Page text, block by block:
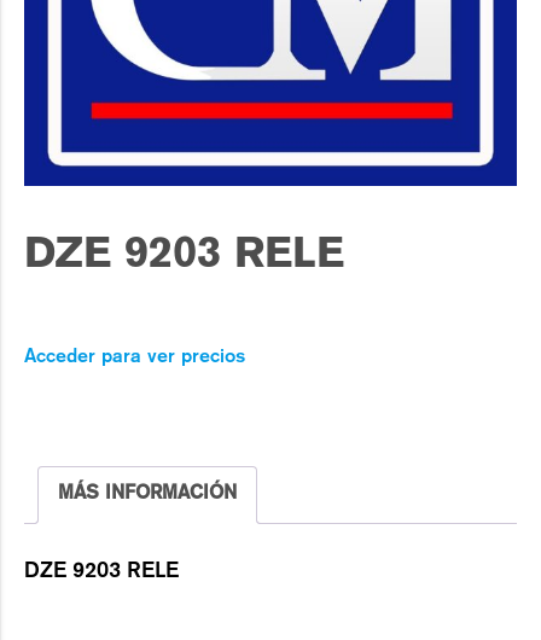
DZE 9203 RELE
Acceder para ver precios
MÁS INFORMACIÓN
DZE 9203 RELE